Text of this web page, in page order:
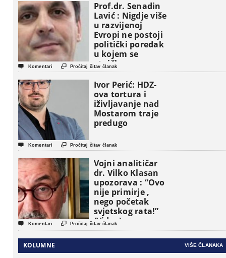
Prof.dr. Senadin
Lavić : Nigdje više
u razvijenoj
Evropi ne postoji
politički poredak
u kojem se
etničke grupe
pojavljuju kao
osnovne
političke jedinice
 Komentari  Pročitaj čitav članak
Ivor Perić: HDZ-
ova tortura i
iživljavanje nad
Mostarom traje
predugo
 Komentari  Pročitaj čitav članak
Vojni analitičar
dr. Vilko Klasan
upozorava : “Ovo
nije primirje ,
nego početak
svjetskog rata!”
(Video)
 Komentari  Pročitaj čitav članak
KOLUMNE VIŠE ČLANAKA